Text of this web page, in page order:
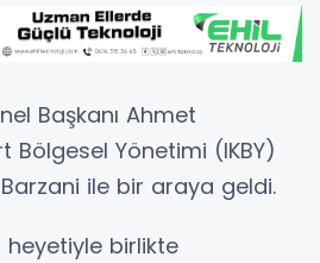
Başkanı Ahmet
Bölgesel Yönetimi (IKBY)
ile bir araya geldi.
heyetiyle birlikte